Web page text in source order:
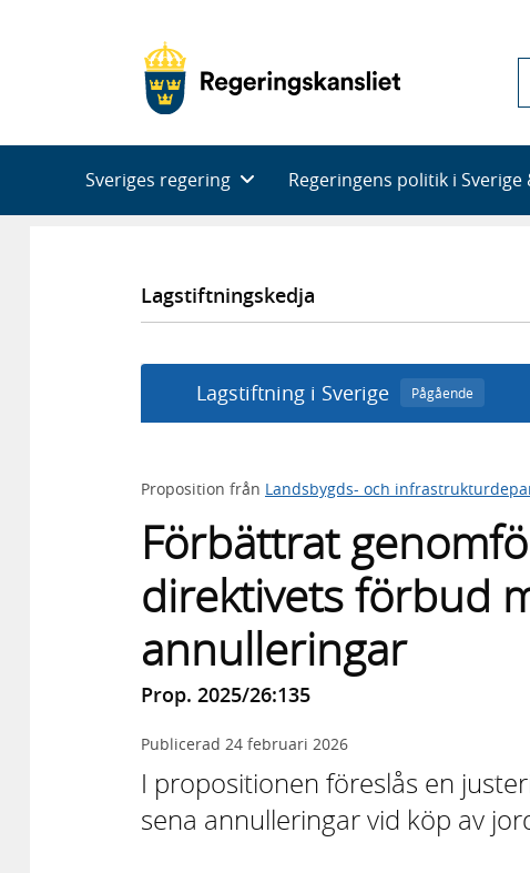
Sveriges regering Regeringens politik i Sverige
Lagstiftningskedja
Lagstiftning i Sverige Pågående
Proposition från Landsbygds- och
Förbättrat
direktivets förbud
annulleringar
Prop. 2025/26:135
Publicerad 24 februari 2026
I propositionen föreslås en
sena annulleringar vid köp av